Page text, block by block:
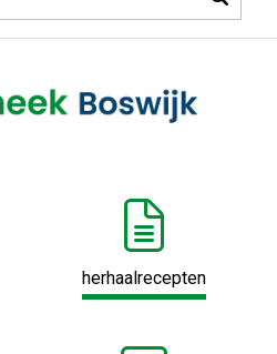
herhaalrecepten